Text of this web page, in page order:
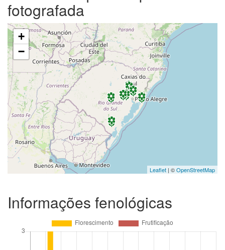
fotografada
+
−
Leaflet | ©OpenStreetMap
Informações fenológicas